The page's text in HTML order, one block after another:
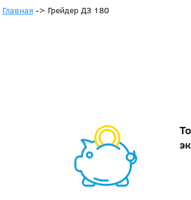
Главная -> Грейдер ДЗ 180